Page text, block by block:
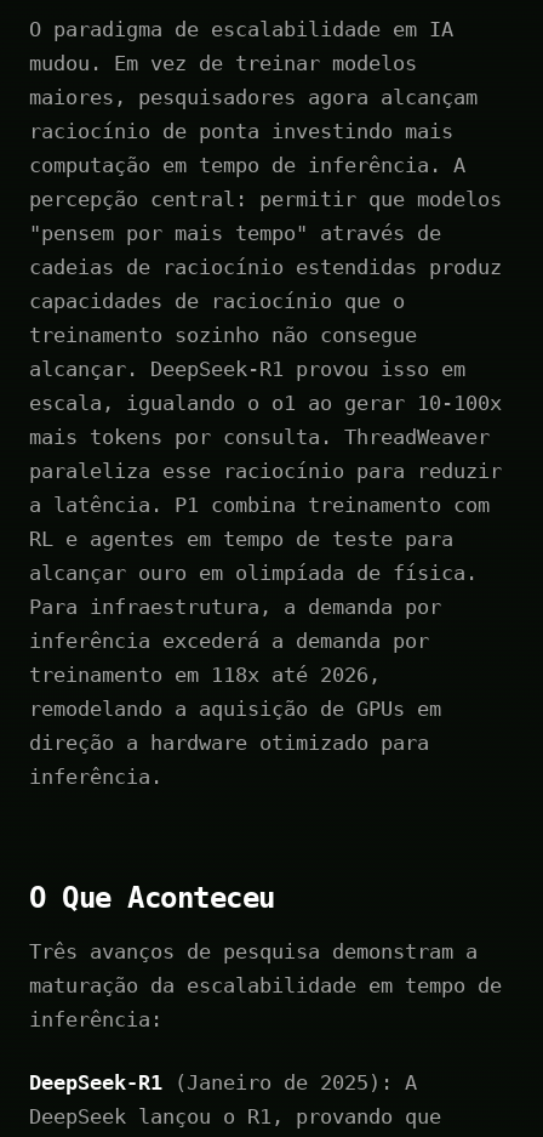
O paradigma de escalabilidade em IA
mudou. Em vez de treinar modelos
maiores, pesquisadores agora alcançam
raciocínio de ponta investindo mais
computação em tempo de inferência. A
percepção central: permitir que modelos
"pensem por mais tempo" através de
cadeias de raciocínio estendidas produz
capacidades de raciocínio que o
treinamento sozinho não consegue
alcançar. DeepSeek-R1 provou isso em
escala, igualando o o1 ao gerar 10-100x
mais tokens por consulta. ThreadWeaver
paraleliza esse raciocínio para reduzir
a latência. P1 combina treinamento com
RL e agentes em tempo de teste para
alcançar ouro em olimpíada de física.
Para infraestrutura, a demanda por
inferência excederá a demanda por
treinamento em 118x até 2026,
remodelando a aquisição de GPUs em
direção a hardware otimizado para
inferência.
O Que Aconteceu
Três avanços de pesquisa demonstram a
maturação da escalabilidade em tempo de
inferência:
DeepSeek-R1 (Janeiro de 2025): A
DeepSeek lançou o R1, provando que